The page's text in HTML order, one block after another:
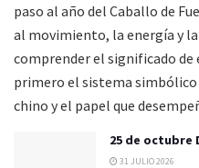
paso al año del Caballo de
al movimiento, la energía y
comprender el significado de
primero el sistema
chino y el papel que
25 de octubre
31 JULIO 2026